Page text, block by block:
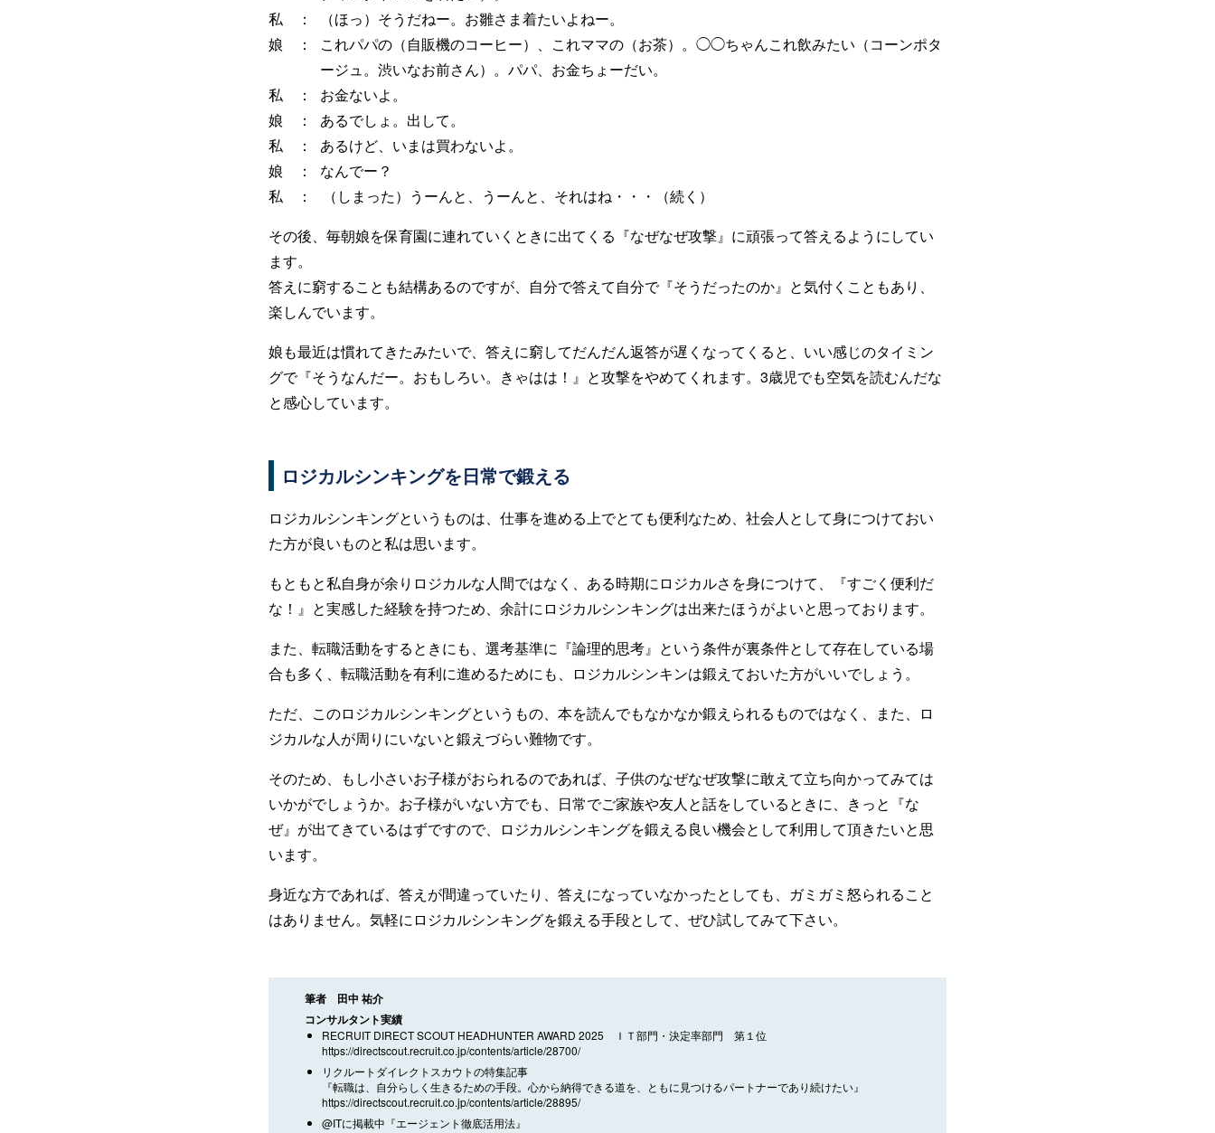
私 ：
（ほっ）そうだねー。お雛さま着たいよねー。
娘 ：
これパパの（自販機のコーヒー）、これママの（お茶）。◯◯ちゃんこれ飲みたい（コーンポタ
ージュ。渋いなお前さん）。パパ、お金ちょーだい。
私 ：
お金ないよ。
娘 ：
あるでしょ。出して。
私 ：
あるけど、いまは買わないよ。
娘 ：
なんでー？
私 ：
（しまった）うーんと、うーんと、それはね・・・（続く）
その後、毎朝娘を保育園に連れていくときに出てくる『なぜなぜ攻撃』に頑張って答えるようにしてい
ます。
答えに窮することも結構あるのですが、自分で答えて自分で『そうだったのか』と気付くこともあり、
楽しんでいます。
娘も最近は慣れてきたみたいで、答えに窮してだんだん返答が遅くなってくると、いい感じのタイミン
グで『そうなんだー。おもしろい。きゃはは！』と攻撃をやめてくれます。3歳児でも空気を読むんだな
と感心しています。
ロジカルシンキングを日常で鍛える
ロジカルシンキングというものは、仕事を進める上でとても便利なため、社会人として身につけておい
た方が良いものと私は思います。
もともと私自身が余りロジカルな人間ではなく、ある時期にロジカルさを身につけて、『すごく便利だ
な！』と実感した経験を持つため、余計にロジカルシンキングは出来たほうがよいと思っております。
また、転職活動をするときにも、選考基準に『論理的思考』という条件が裏条件として存在している場
合も多く、転職活動を有利に進めるためにも、ロジカルシンキンは鍛えておいた方がいいでしょう。
ただ、このロジカルシンキングというもの、本を読んでもなかなか鍛えられるものではなく、また、ロ
ジカルな人が周りにいないと鍛えづらい難物です。
そのため、もし小さいお子様がおられるのであれば、子供のなぜなぜ攻撃に敢えて立ち向かってみては
いかがでしょうか。お子様がいない方でも、日常でご家族や友人と話をしているときに、きっと『な
ぜ』が出てきているはずですので、ロジカルシンキングを鍛える良い機会として利用して頂きたいと思
います。
身近な方であれば、答えが間違っていたり、答えになっていなかったとしても、ガミガミ怒られること
はありません。気軽にロジカルシンキングを鍛える手段として、ぜひ試してみて下さい。
筆者 田中 祐介
コンサルタント実績
RECRUIT DIRECT SCOUT HEADHUNTER AWARD 2025 ＩＴ部門・決定率部門 第１位
https://directscout.recruit.co.jp/contents/article/28700/
リクルートダイレクトスカウトの特集記事
『転職は、自分らしく生きるための手段。心から納得できる道を、ともに見つけるパートナーであり続けたい』
https://directscout.recruit.co.jp/contents/article/28895/
@ITに掲載中『エージェント徹底活用法』